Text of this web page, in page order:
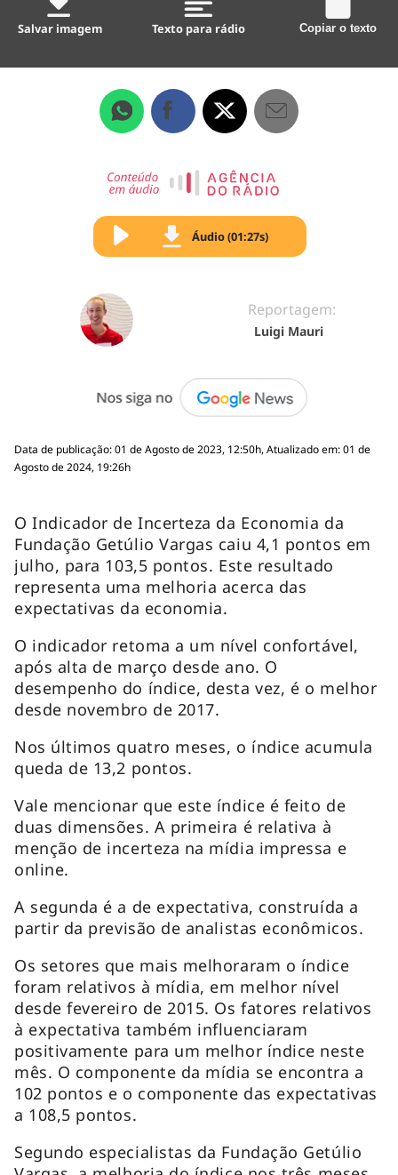
Salvar imagem Texto para rádio Copiar o texto
Áudio (01:27s)
Reportagem:
Luigi Mauri
Data de publicação: 01 de Agosto de 2023, 12:50h, Atualizado em: 01 de
Agosto de 2024, 19:26h
O Indicador de Incerteza da Economia da
Fundação Getúlio Vargas caiu 4,1 pontos em
julho, para 103,5 pontos. Este resultado
representa uma melhoria acerca das
expectativas da economia.
O indicador retoma a um nível confortável,
após alta de março desde ano. O
desempenho do índice, desta vez, é o melhor
desde novembro de 2017.
Nos últimos quatro meses, o índice acumula
queda de 13,2 pontos.
Vale mencionar que este índice é feito de
duas dimensões. A primeira é relativa à
menção de incerteza na mídia impressa e
online.
A segunda é a de expectativa, construída a
partir da previsão de analistas econômicos.
Os setores que mais melhoraram o índice
foram relativos à mídia, em melhor nível
desde fevereiro de 2015. Os fatores relativos
à expectativa também influenciaram
positivamente para um melhor índice neste
mês. O componente da mídia se encontra a
102 pontos e o componente das expectativas
a 108,5 pontos.
Segundo especialistas da Fundação Getúlio